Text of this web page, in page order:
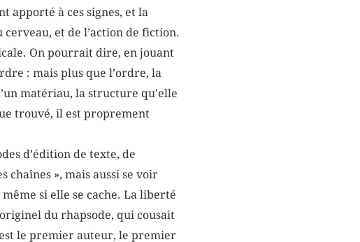
apporté à ces signes, et la
et de l’action de fiction.
On pourrait dire, en jouant
: mais plus que l’ordre, la
matériau, la structure qu’elle
trouvé, il est proprement
d’édition de texte, de
chaînes », mais aussi se voir
si elle se cache. La liberté
du rhapsode, qui cousait
le premier auteur, le premier